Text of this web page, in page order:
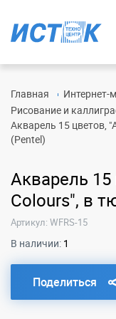
Главная Интернет-
Рисование и
Акварель 15 цветов,
(Pentel)
Акварель
Colours", в
Артикул: WFRS-15
В наличии: 1
Поделиться